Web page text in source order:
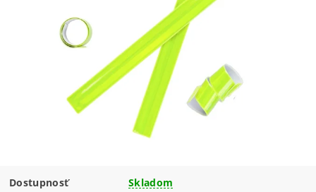
Dostupnosť Skladom